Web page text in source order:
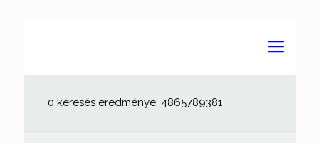
0 keresés eredménye: 4865789381